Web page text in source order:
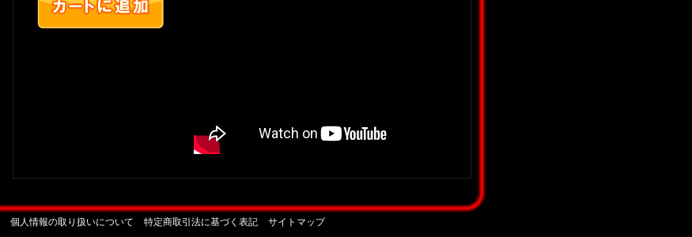
個人情報の取り扱いについて 特定商取引法に基づく表記 サイトマップ